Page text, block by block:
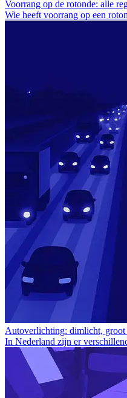
Voorrang op de rotonde: alle
Wie heeft voorrang op een
Autoverlichting: dimlicht,
In Nederland zijn er